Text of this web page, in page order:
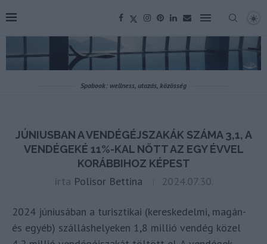
Spabook: wellness, utazás, közösség
JÚNIUSBAN A VENDÉGÉJSZAKÁK SZÁMA 3,1, A
VENDÉGEKÉ 11%-KAL NŐTT AZ EGY ÉVVEL
KORÁBBIHOZ KÉPEST
írta Polisor Bettina 2024.07.30.
2024 júniusában a turisztikai (kereskedelmi, magán-
és egyéb) szálláshelyeken 1,8 millió vendég közel